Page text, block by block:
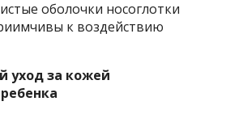
оболочки носоглотки
к воздействию
уход за кожей